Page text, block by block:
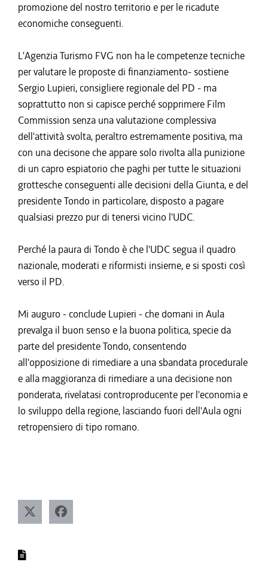
promozione del nostro territorio e per le ricadute
economiche conseguenti.
L'Agenzia Turismo FVG non ha le competenze tecniche
per valutare le proposte di finanziamento- sostiene
Sergio Lupieri, consigliere regionale del PD - ma
soprattutto non si capisce perché sopprimere Film
Commission senza una valutazione complessiva
dell'attività svolta, peraltro estremamente positiva, ma
con una decisone che appare solo rivolta alla punizione
di un capro espiatorio che paghi per tutte le situazioni
grottesche conseguenti alle decisioni della Giunta, e del
presidente Tondo in particolare, disposto a pagare
qualsiasi prezzo pur di tenersi vicino l'UDC.
Perché la paura di Tondo è che l'UDC segua il quadro
nazionale, moderati e riformisti insieme, e si sposti così
verso il PD.
Mi auguro - conclude Lupieri - che domani in Aula
prevalga il buon senso e la buona politica, specie da
parte del presidente Tondo, consentendo
all'opposizione di rimediare a una sbandata procedurale
e alla maggioranza di rimediare a una decisione non
ponderata, rivelatasi controproducente per l'economia e
lo sviluppo della regione, lasciando fuori dell'Aula ogni
retropensiero di tipo romano.